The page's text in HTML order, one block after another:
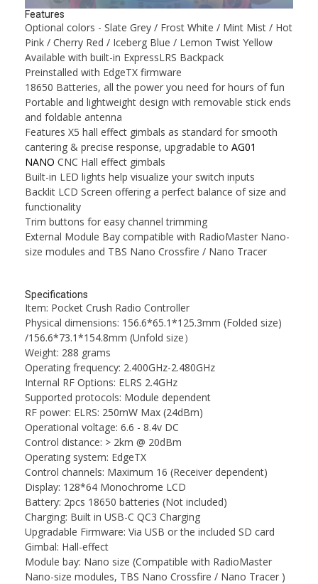
Features
Optional colors - Slate Grey / Frost White / Mint Mist / Hot
Pink / Cherry Red / Iceberg Blue / Lemon Twist Yellow
Available with built-in ExpressLRS Backpack
Preinstalled with EdgeTX firmware
18650 Batteries, all the power you need for hours of fun
Portable and lightweight design with removable stick ends
and foldable antenna
Features X5 hall effect gimbals as standard for smooth
cantering & precise response, upgradable to AG01
NANO CNC Hall effect gimbals
Built-in LED lights help visualize your switch inputs
Backlit LCD Screen offering a perfect balance of size and
functionality
Trim buttons for easy channel trimming
External Module Bay compatible with RadioMaster Nano-
size modules and TBS Nano Crossfire / Nano Tracer
Specifications
Item: Pocket Crush Radio Controller
Physical dimensions: 156.6*65.1*125.3mm (Folded size)
/156.6*73.1*154.8mm (Unfold size）
Weight: 288 grams
Operating frequency: 2.400GHz-2.480GHz
Internal RF Options: ELRS 2.4GHz
Supported protocols: Module dependent
RF power: ELRS: 250mW Max (24dBm)
Operational voltage: 6.6 - 8.4v DC
Control distance: > 2km @ 20dBm
Operating system: EdgeTX
Control channels: Maximum 16 (Receiver dependent)
Display: 128*64 Monochrome LCD
Battery: 2pcs 18650 batteries (Not included)
Charging: Built in USB-C QC3 Charging
Upgradable Firmware: Via USB or the included SD card
Gimbal: Hall-effect
Module bay: Nano size (Compatible with RadioMaster
Nano-size modules, TBS Nano Crossfire / Nano Tracer )